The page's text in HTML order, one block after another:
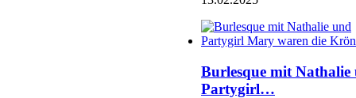
Burlesque mit Nathalie
Partygirl…